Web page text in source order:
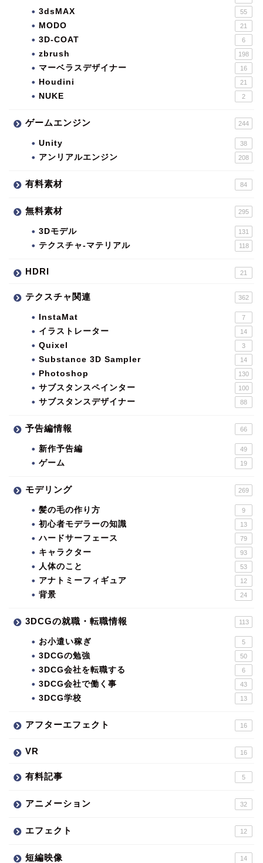
3dsMAX 55
MODO 21
3D-COAT 6
zbrush 198
マーベラスデザイナー 16
Houdini 21
NUKE 2
ゲームエンジン 244
Unity 38
アンリアルエンジン 208
有料素材 84
無料素材 295
3Dモデル 131
テクスチャ-マテリアル 118
HDRI 21
テクスチャ関連 362
InstaMat 7
イラストレーター 14
Quixel 3
Substance 3D Sampler 14
Photoshop 130
サブスタンスペインター 100
サブスタンスデザイナー 88
予告編情報 66
新作予告編 49
ゲーム 19
モデリング 269
髪の毛の作り方 9
初心者モデラーの知識 13
ハードサーフェース 79
キャラクター 93
人体のこと 53
アナトミーフィギュア 12
背景 24
3DCGの就職・転職情報 113
お小遣い稼ぎ 5
3DCGの勉強 50
3DCG会社を転職する 6
3DCG会社で働く事 43
3DCG学校 13
アフターエフェクト 16
VR 16
有料記事 5
アニメーション 32
エフェクト 12
短編映像 14